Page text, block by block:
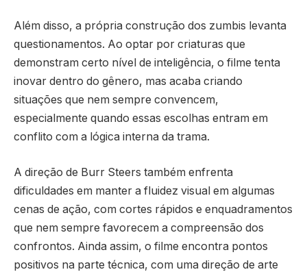
Além disso, a própria construção dos zumbis levanta
questionamentos. Ao optar por criaturas que
demonstram certo nível de inteligência, o filme tenta
inovar dentro do gênero, mas acaba criando
situações que nem sempre convencem,
especialmente quando essas escolhas entram em
conflito com a lógica interna da trama.
A direção de Burr Steers também enfrenta
dificuldades em manter a fluidez visual em algumas
cenas de ação, com cortes rápidos e enquadramentos
que nem sempre favorecem a compreensão dos
confrontos. Ainda assim, o filme encontra pontos
positivos na parte técnica, com uma direção de arte